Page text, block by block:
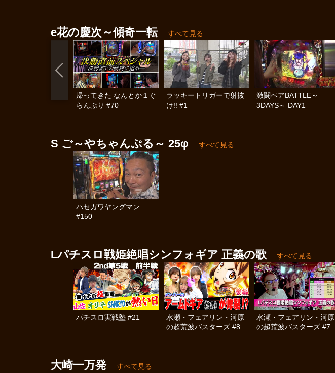
e花の慶次～傾奇一転 すべて見る
帰ってきた なんとか１ぐ
らんぷり #70
ラッキートリガーで射抜
け!! #1
激闘ペアBATTLE～
3DAYS～ DAY1
S ご～やちゃんぷる～ 25φ すべて見る
ハセガワヤングマン
#150
Lパチスロ戦姫絶唱シンフォギア 正義の歌 すべて見る
パチスロ実戦塾 #21
水瀬・フェアリン・河原
の超荒波バスターズ #8
水瀬・フェアリン・河原
の超荒波バスターズ #7
大崎一万発 すべて見る